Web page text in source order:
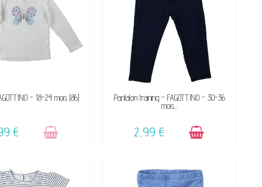
DE SON SUCCÈS
- 18-24 mois (86)
€
DISPONIBLE
Pantalon training - FAGOTTINO - 30-36
mois...
2,99 €